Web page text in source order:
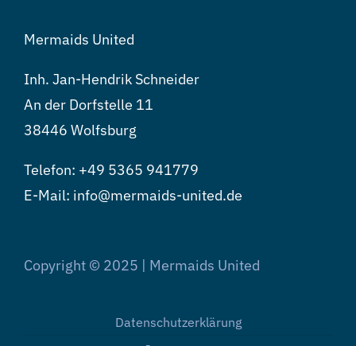
Mermaids United
Inh. Jan-Hendrik Schneider
An der Dorfstelle 11
38446 Wolfsburg
Telefon: +49 5365 941779
E-Mail: info@mermaids-united.de
Copyright © 2025 | Mermaids United
Datenschutzerklärung